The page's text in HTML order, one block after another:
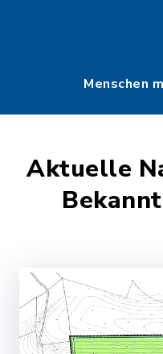
Menschen
Aktuelle